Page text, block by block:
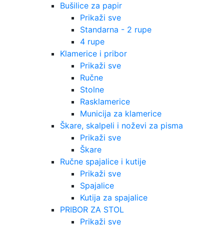
Bušilice za papir
Prikaži sve
Standarna - 2 rupe
4 rupe
Klamerice i pribor
Prikaži sve
Ručne
Stolne
Rasklamerice
Municija za klamerice
Škare, skalpeli i noževi za pisma
Prikaži sve
Škare
Ručne spajalice i kutije
Prikaži sve
Spajalice
Kutija za spajalice
PRIBOR ZA STOL
Prikaži sve